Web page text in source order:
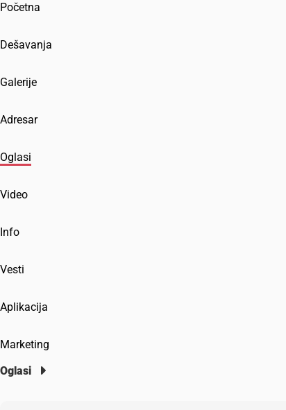
Početna
Dešavanja
Galerije
Adresar
Oglasi
Video
Info
Vesti
Aplikacija
Marketing
Oglasi